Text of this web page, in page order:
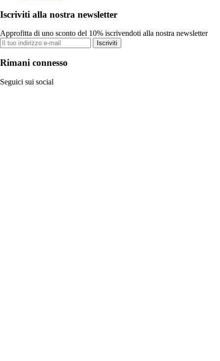
Iscriviti alla nostra newsletter
Approfitta di uno sconto del 10% iscrivendoti alla nostra newsletter
Iscriviti
Rimani connesso
Seguici sui social